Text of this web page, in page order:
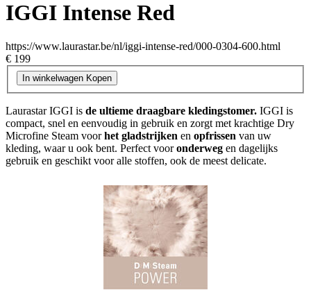
IGGI Intense Red
https://www.laurastar.be/nl/iggi-intense-red/000-0304-600.html
€ 199
In winkelwagen Kopen
Laurastar IGGI is de ultieme draagbare kledingstomer. IGGI is
compact, snel en eenvoudig in gebruik en zorgt met krachtige Dry
Microfine Steam voorhet gladstrijken en opfrissen van uw
kleding, waar u ook bent. Perfect vooronderweg en dagelijks
gebruik en geschikt voor alle stoffen, ook de meest delicate.